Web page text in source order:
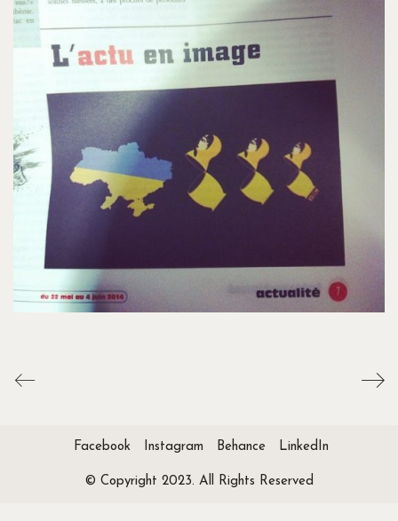
Facebook Instagram Behance LinkedIn
© Copyright 2023. All Rights Reserved